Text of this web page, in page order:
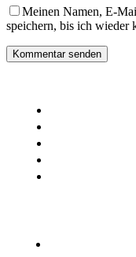
Meinen Namen, E-
speichern, bis ich wieder